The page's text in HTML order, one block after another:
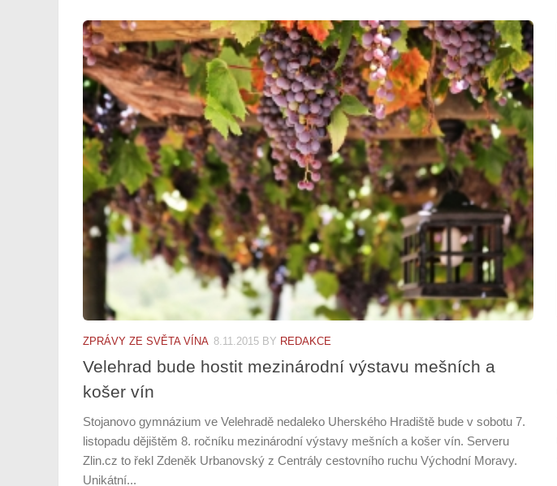
ZPRÁVY ZE SVĚTA VÍNA 8.11.2015 BY REDAKCE
Velehrad bude hostit mezinárodní výstavu mešních a
košer vín
Stojanovo gymnázium ve Velehradě nedaleko Uherského Hradiště bude v sobotu 7.
listopadu dějištěm 8. ročníku mezinárodní výstavy mešních a košer vín. Serveru
Zlin.cz to řekl Zdeněk Urbanovský z Centrály cestovního ruchu Východní Moravy.
Unikátní...